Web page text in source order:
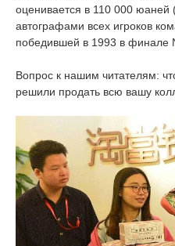
оценивается в 110 000 юаней
автографами всех игроков
победившей в 1993 в финале
Вопрос к нашим читателям:
решили продать всю вашу